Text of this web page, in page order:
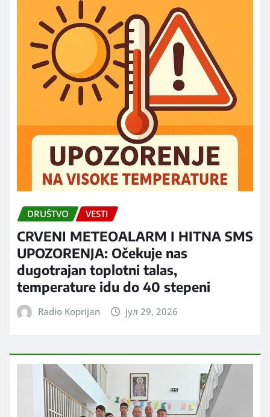
DRUŠTVO VESTI
CRVENI METEOALARM I HITNA SMS
UPOZORENJA: Očekuje nas
dugotrajan toplotni talas,
temperature idu do 40 stepeni
Radio Koprijan јул 29, 2026